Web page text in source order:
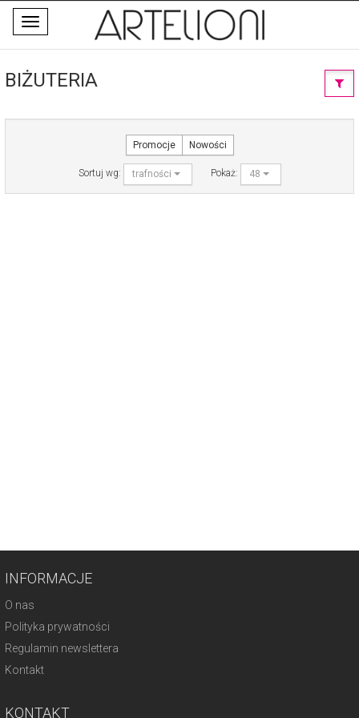
Toggle
navigation
BIŻUTERIA
Promocje Nowości
Sortuj wg: trafności Pokaż: 48
INFORMACJE
O nas
Polityka prywatności
Regulamin newslettera
Kontakt
KONTAKT